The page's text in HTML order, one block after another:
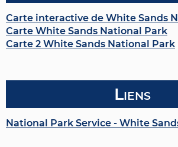
Carte interactive de White Sands
Carte White Sands National Park
Carte 2 White Sands National Park
Liens
National Park Service - White